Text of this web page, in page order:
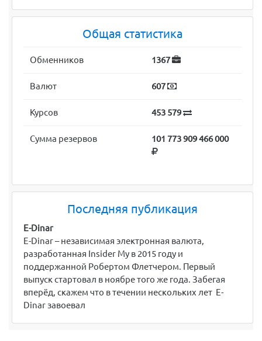
Общая статистика
Обменников 1367
Валют 607
Курсов 453 579
Сумма резервов 101 773 909 466 000
Последняя публикация
E-Dinar
E-Dinar – независимая электронная валюта,
разработанная Insider My в 2015 году и
поддержанной Робертом Флетчером. Первый
выпуск стартовал в ноябре того же года. Забегая
вперёд, скажем что в течении нескольких лет E-
Dinar завоевал